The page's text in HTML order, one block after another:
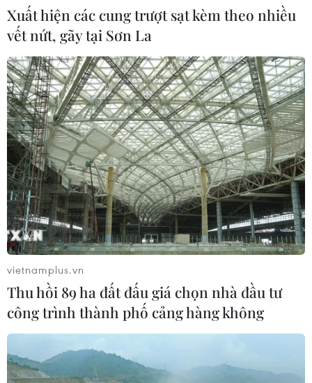
Xuất hiện các cung trượt sạt kèm theo nhiều
vết nứt, gãy tại Sơn La
vietnamplus.vn
Thu hồi 89 ha đất đấu giá chọn nhà đầu tư
công trình thành phố cảng hàng không